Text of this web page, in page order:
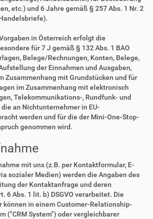
etc.) und 6 Jahre gemäß § 257 Abs. 1 Nr. 2
in Österreich erfolgt die
für 7 J gemäß § 132 Abs. 1 BAO
Belege/Rechnungen, Konten, Belege,
der Einnahmen und Ausgaben,
Zusammenhang mit Grundstücken und für
im Zusammenhang mit elektronisch
Telekommunikations-, Rundfunk- und
an Nichtunternehmer in EU-
werden und für die der Mini-One-Stop-
genommen wird.
mit uns (z.B. per Kontaktformular, E-
sozialer Medien) werden die Angaben des
der Kontaktanfrage und deren
6 Abs. 1 lit. b) DSGVO verarbeitet. Die
können in einem Customer-Relationship-
("CRM System") oder vergleichbarer